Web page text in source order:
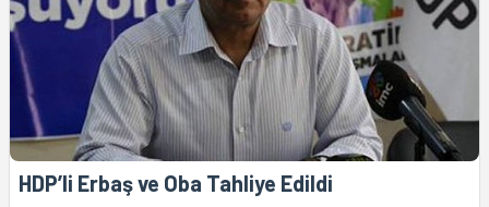
HDP’li Erbaş ve Oba Tahliye Edildi